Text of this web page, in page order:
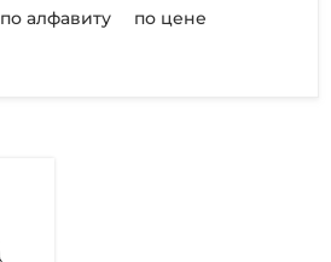
по алфавиту
по цене